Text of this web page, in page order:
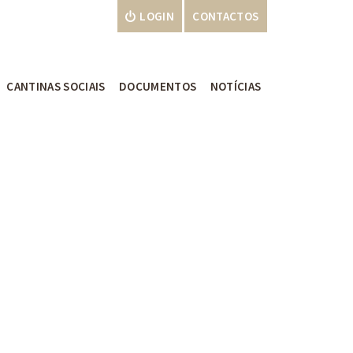
CANTINAS SOCIAIS DOCUMENTOS NOTÍCIAS
LOGIN CONTACTOS